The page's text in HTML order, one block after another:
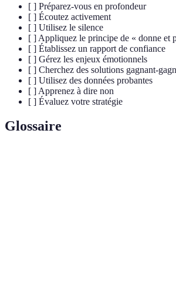
[ ] Préparez-vous en profondeur
[ ] Écoutez activement
[ ] Utilisez le silence
[ ] Appliquez le principe de « donne et
[ ] Établissez un rapport de confiance
[ ] Gérez les enjeux émotionnels
[ ] Cherchez des solutions gagnant-
[ ] Utilisez des données probantes
[ ] Apprenez à dire non
[ ] Évaluez votre stratégie
Glossaire